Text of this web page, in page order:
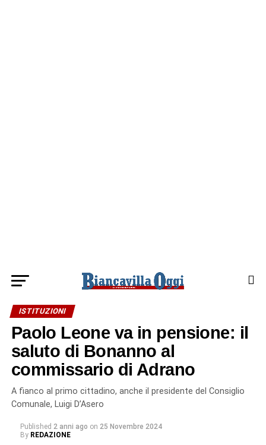
ISTITUZIONI
Paolo Leone va in pensione: il
saluto di Bonanno al
commissario di Adrano
A fianco al primo cittadino, anche il presidente del Consiglio
Comunale, Luigi D’Asero
Published 2 anni ago on 25 Novembre 2024
By REDAZIONE